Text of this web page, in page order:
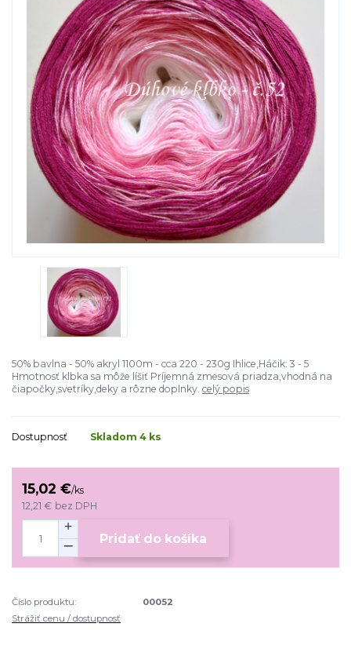
50% bavlna - 50% akryl 1100m - cca 220 - 230g Ihlice,Háčik: 3 - 5
Hmotnosť klbka sa môže líšiť Príjemná zmesová priadza,vhodná na
čiapočky,svetríky,deky a rôzne doplnky. celý popis
Dostupnosť Skladom 4 ks
15,02 €/ks
12,21 € bez DPH
Pridať do košíka
Číslo produktu:
00052
Strážiť cenu / dostupnosť